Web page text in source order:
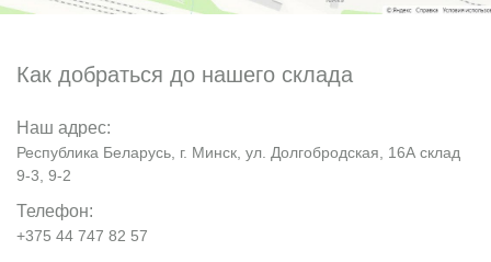
Как добраться до нашего склада
Наш адрес:
Республика Беларусь, г. Минск, ул. Долгобродская, 16А склад
9-3, 9-2
Телефон:
+375 44 747 82 57